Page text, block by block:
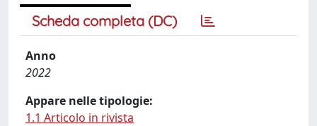
Scheda completa (DC)
Anno
2022
Appare nelle tipologie:
1.1 Articolo in rivista